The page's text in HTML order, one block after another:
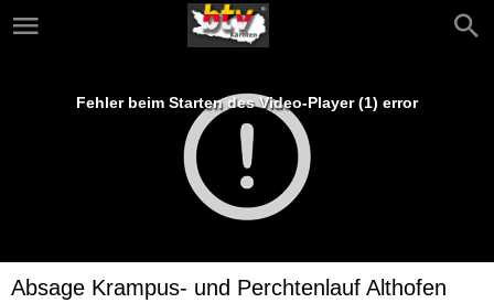
Fehler beim Starten des Video-Player (1) error
Absage Krampus- und Perchtenlauf Althofen